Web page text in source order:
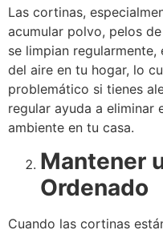
Las cortinas,
acumular polvo, pelos
se limpian
del aire en tu hogar, lo
problemático si tienes
regular ayuda a eliminar
ambiente en tu casa.
Mantener
Ordenado
Cuando las cortinas